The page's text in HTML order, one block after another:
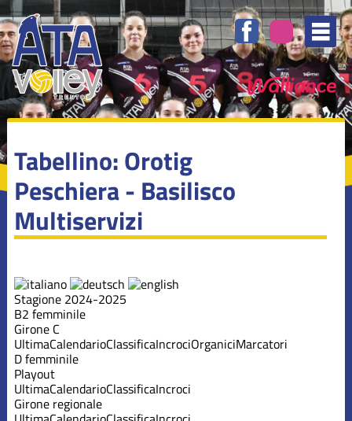
Tabellino: Orotig
Peschiera - Basilisco
Multiservizi
Stagione 2024-2025
B2 femminile
Girone C
UltimaCalendarioClassificaIncrociOrganiciMarcatori
D femminile
Playout
UltimaCalendarioClassificaIncroci
Girone regionale